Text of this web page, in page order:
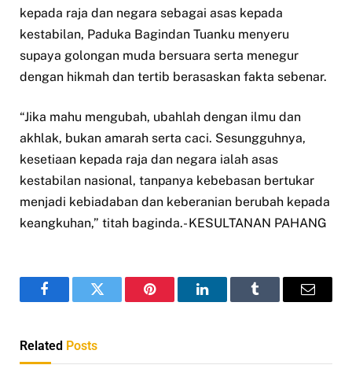
kepada raja dan negara sebagai asas kepada
kestabilan, Paduka Bagindan Tuanku menyeru
supaya golongan muda bersuara serta menegur
dengan hikmah dan tertib berasaskan fakta sebenar.
“Jika mahu mengubah, ubahlah dengan ilmu dan
akhlak, bukan amarah serta caci. Sesungguhnya,
kesetiaan kepada raja dan negara ialah asas
kestabilan nasional, tanpanya kebebasan bertukar
menjadi kebiadaban dan keberanian berubah kepada
keangkuhan,” titah baginda.- KESULTANAN PAHANG
FacebookTwitter Pinterest LinkedInTumblr Email
Related Posts